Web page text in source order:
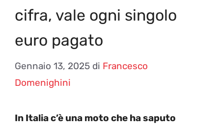
cifra, vale ogni singolo
euro pagato
Gennaio 13, 2025 di Francesco
Domenighini
In Italia c’è una moto che ha saputo